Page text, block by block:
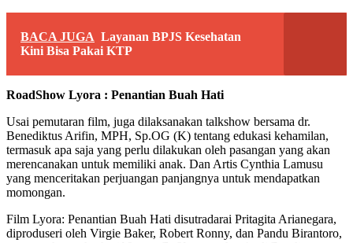
BACA JUGA Layanan BPJS Kesehatan
Kini Bisa Pakai KTP
RoadShow Lyora : Penantian Buah Hati
Usai pemutaran film, juga dilaksanakan talkshow bersama dr.
Benediktus Arifin, MPH, Sp.OG (K) tentang edukasi kehamilan,
termasuk apa saja yang perlu dilakukan oleh pasangan yang akan
merencanakan untuk memiliki anak. Dan Artis Cynthia Lamusu
yang menceritakan perjuangan panjangnya untuk mendapatkan
momongan.
Film Lyora: Penantian Buah Hati disutradarai Pritagita Arianegara,
diproduseri oleh Virgie Baker, Robert Ronny, dan Pandu Birantoro,